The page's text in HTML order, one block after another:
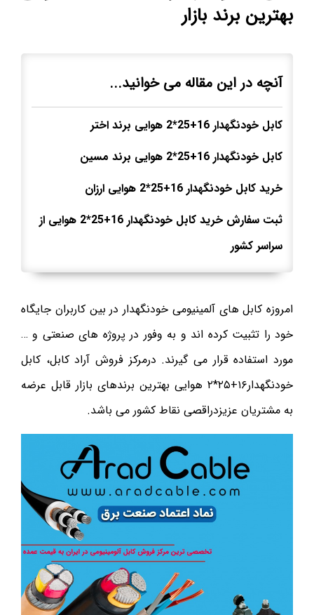
بهترین برند بازار
آنچه در این مقاله می خوانید...
کابل خودنگهدار 16+25*2 هوایی برند اختر
کابل خودنگهدار 16+25*2 هوایی برند مسین
خرید کابل خودنگهدار 16+25*2 هوایی ارزان
ثبت سفارش خرید کابل خودنگهدار 16+25*2 هوایی از
سراسر کشور
امروزه کابل های آلمینیومی خودنگهدار در بین کاربران جایگاه
خود را تثبیت کرده اند و به وفور در پروژه های صنعتی و …
مورد استفاده قرار می گیرند. درمرکز فروش آراد کابل، کابل
خودنگهدار۱۶+۲۵*۲ هوایی بهترین برندهای بازار قابل عرضه
به مشتریان عزیزدراقصی نقاط کشور می باشد.